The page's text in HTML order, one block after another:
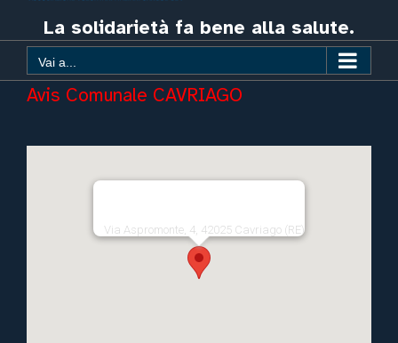
La solidarietà fa bene alla salute.
Vai a...
Avis Comunale CAVRIAGO
Via Aspromonte, 4, 42025 Cavriago (RE)